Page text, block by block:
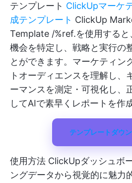
テンプレート ClickUpマーケ
成テンプレート ClickUp
Template /%ref.を使用すると
機会を特定し、戦略と実行の
とができます。マーケティン
トオーディエンスを理解し、
ーマンスを測定・可視化し、
してAIで素早くレポートを作
テンプレートダウ
使用方法 ClickUpダッシュボ
ングデータから視覚的に魅力